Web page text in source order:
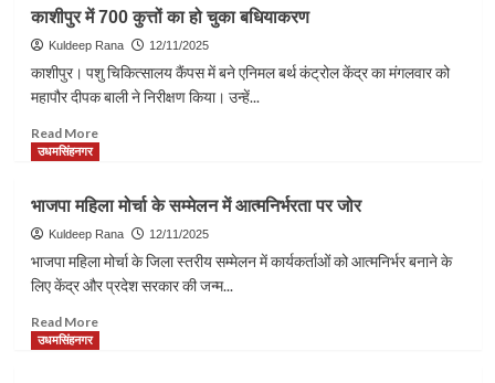
की
जमीन
बेचने
के
नाम
पर
हड़पे
काशीपुर में 700 कुत्तों का हो चुका बधियाकरण
Kuldeep Rana 12/11/2025
काशीपुर। पशु चिकित्सालय कैंपस में बने एनिमल बर्थ कंट्रोल केंद्र का मंगलवार को
महापौर दीपक बाली ने निरीक्षण किया। उन्हें...
Read MoreRead
काशीपुर
में
700
कुत्तों
हो
चुका
उधमसिंहनगर
भाजपा महिला मोर्चा के सम्मेलन में आत्मनिर्भरता पर जोर
Kuldeep Rana 12/11/2025
भाजपा महिला मोर्चा के जिला स्तरीय सम्मेलन में कार्यकर्ताओं को आत्मनिर्भर बनाने के
लिए केंद्र और प्रदेश सरकार की जन्म...
Read MoreRead
उधमसिंहनगर